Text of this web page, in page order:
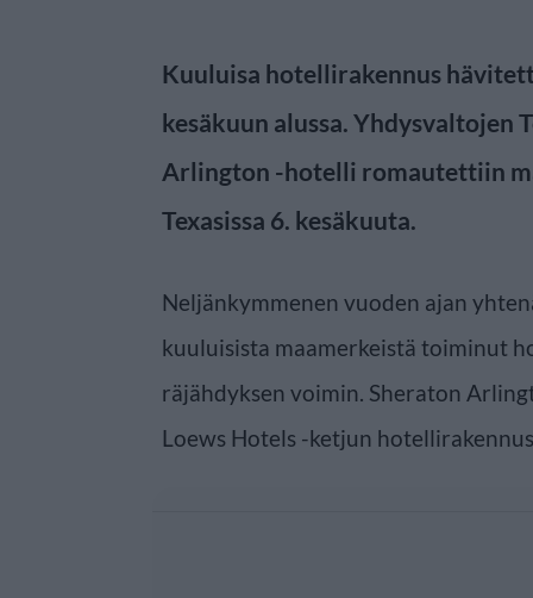
Kuuluisa hotellirakennus
kesäkuun alussa. Yhdysvaltojen
Arlington -hotelli romautettiin
Texasissa 6. kesäkuuta.
Neljänkymmenen vuoden ajan
kuuluisista maamerkeistä toiminut
räjähdyksen voimin. Sheraton
Loews Hotels -ketjun